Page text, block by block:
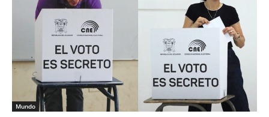
Mundo